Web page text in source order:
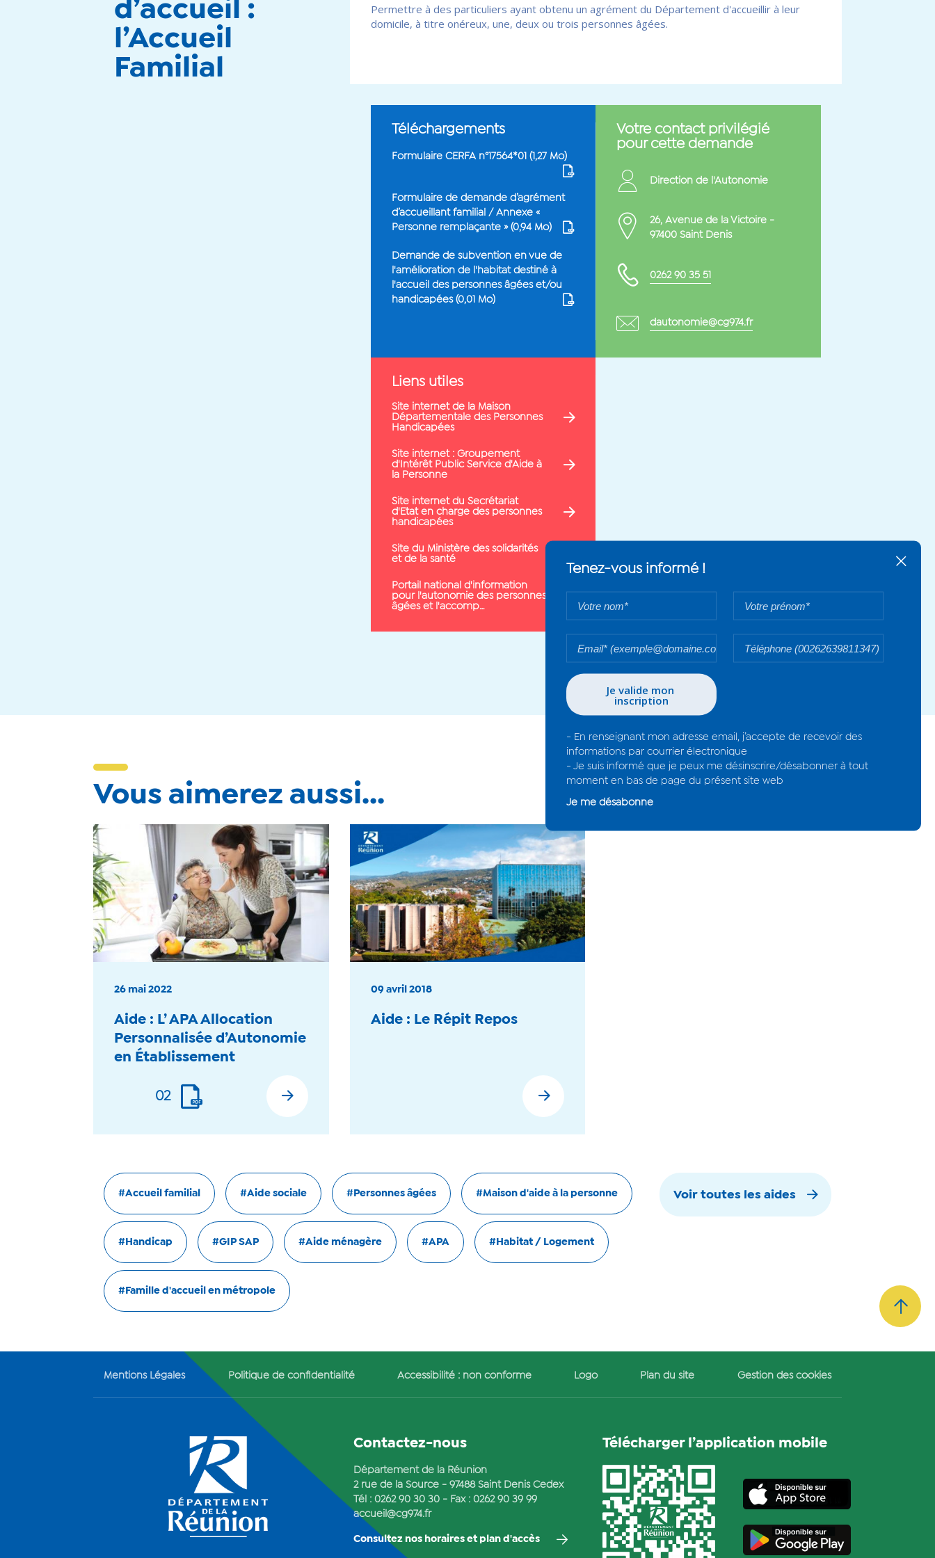
d’accueil :
l’Accueil
Familial
Permettre à des particuliers ayant obtenu un agrément du Département d'accueillir à leur
domicile, à titre onéreux, une, deux ou trois personnes âgées.
Téléchargements
Formulaire CERFA n°17564*01 ( 1,27 Mo)
Formulaire de demande d’agrément
d’accueillant familial / Annexe «
Personne remplaçante » (0,94 Mo)
Demande de subvention en vue de
l'amélioration de l'habitat destiné à
l'accueil des personnes âgées et/ou
handicapées (0,01 Mo)
Votre contact privilégié
pour cette demande
Direction de l'Autonomie
26, Avenue de la Victoire -
97400 Saint Denis
0262 90 35 51
dautonomie@cg974.fr
Liens utiles
Site internet de la Maison
Départementale des Personnes
Handicapées
Site internet : Groupement
d'Intérêt Public Service d'Aide à
la Personne
Site internet du Secrétariat
d'Etat en charge des personnes
handicapées
Site du Ministère des solidarités
et de la santé
Portail national d'information
pour l'autonomie des personnes
âgées et l'accomp…
Vous aimerez aussi...
26 mai 2022
Aide : L’ APA Allocation
Personnalisée d’Autonomie
en Établissement
02 En savoir plus
09 avril 2018
Aide : Le Répit Repos
#Accueil familial #Aide sociale #Personnes âgées #Maison d'aide à la personne
#Handicap #GIP SAP #Aide ménagère #APA #Habitat / Logement
#Famille d'accueil en métropole
Voir toutes les aides
Mentions Légales Politique de confidentialité Accessibilité : non conforme Logo Plan du site Gestion des cookies
Contactez-nous
Département de la Réunion
2 rue de la Source - 97488 Saint Denis Cedex
Tél : 0262 90 30 30- Fax : 0262 90 39 99
accueil@cg974.fr
Consultez nos horaires et plan d'accès
Télécharger l’application mobile